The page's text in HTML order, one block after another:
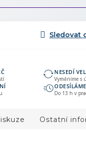
NESEDÍ
Vyměníme s
Do 13 h v
Ostatní